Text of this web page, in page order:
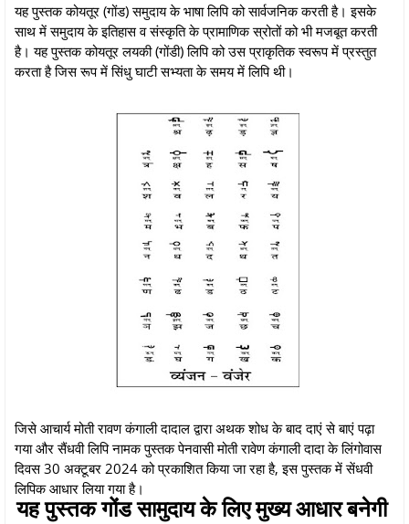
यह पुस्तक कोयतूर (गोंड) समुदाय के भाषा लिपि को सार्वजनिक करती है। इसके
साथ में समुदाय के इतिहास व संस्कृति के प्रामाणिक स्रोतों को भी मजबूत करती
है। यह पुस्तक कोयतूर लयकी (गोंडी) लिपि को उस प्राकृतिक स्वरूप में प्रस्तुत
करता है जिस रूप में सिंधु घाटी सभ्यता के समय में लिपि थी।
जिसे आचार्य मोती रावण कंगाली दादाल द्वारा अथक शोध के बाद दाएं से बाएं पढ़ा
गया और सैंधवी लिपि नामक पुस्तक पेनवासी मोती रावेण कंगाली दादा के लिंगोवास
दिवस 30 अक्टूबर 2024 को प्रकाशित किया जा रहा है, इस पुस्तक में सेंधवी
लिपिक आधार लिया गया है।
यह पुस्तक गोंड सामुदाय के लिए मुख्य आधार बनेगी